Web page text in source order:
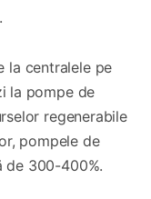
la centralele pe
la pompe de
regenerabile
pompele de
de 300-400%.